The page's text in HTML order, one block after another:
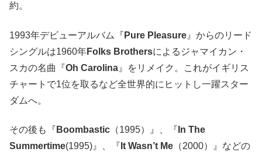
約。
1993年デビューアルバム『 Pure Pleasure 』からのリード
シングルは1960年Folks Brothersによるジャマイカン・
スカの名曲『Oh Carolina 』をリメイク。これがイギリス
チャートで1位を取るなど全世界的にヒットし一躍スター
ダムへ。
その後も『 Boombastic （1995）』、『 In The
Summertime(1995)』、『 It Wasn’t Me （2000）』などの